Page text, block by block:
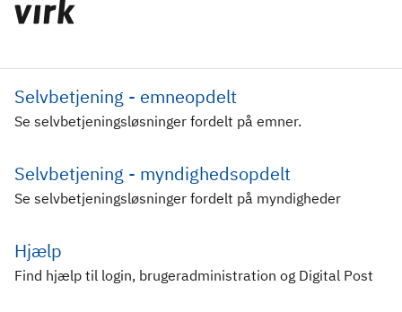
Selvbetjening - emneopdelt
Se selvbetjeningsløsninger fordelt på emner.
Selvbetjening - myndighedsopdelt
Se selvbetjeningsløsninger fordelt på myndigheder
Hjælp
Find hjælp til login, brugeradministration og Digital Post